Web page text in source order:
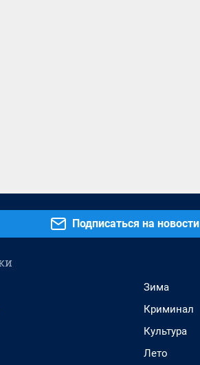
Подписаться на новости
Зима
Криминал
Культура
Лето